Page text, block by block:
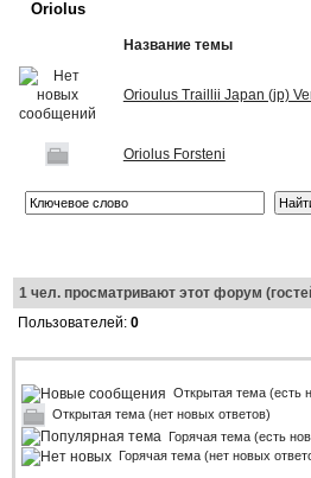
Oriolus
Название темы
Orioulus Traillii Japan (jp)
Oriolus Forsteni
1чел. просматривают этот форум
Пользователей: 0
Открытая тема (есть
Открытая тема (нет новых ответов)
Горячая тема (есть
Горячая тема (нет новых